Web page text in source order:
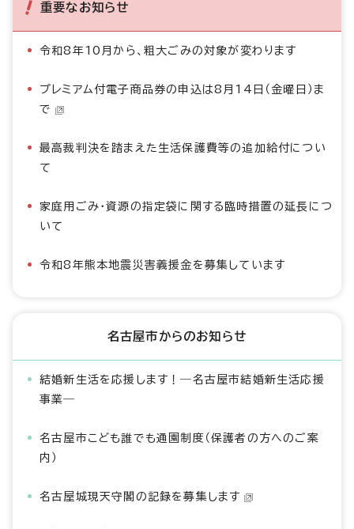
重要なお知らせ
令和8年10月から、粗大ごみの対象が変わります
プレミアム付電子商品券の申込は8月14日（金曜日）ま
で
最高裁判決を踏まえた生活保護費等の追加給付につい
て
家庭用ごみ・資源の指定袋に関する臨時措置の延長につ
いて
令和8年熊本地震災害義援金を募集しています
名古屋市からのお知らせ
結婚新生活を応援します！―名古屋市結婚新生活応援
事業―
名古屋市こども誰でも通園制度（保護者の方へのご案
内）
名古屋城現天守閣の記録を募集します